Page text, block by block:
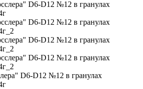
D6-D12 №12 в гранулах